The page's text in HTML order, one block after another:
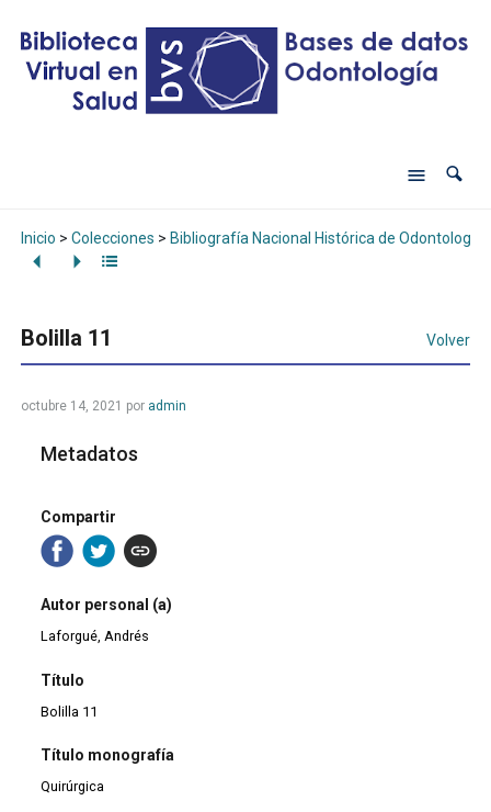
Inicio > Colecciones > Bibliografía Nacional Histórica de Odontología
Bolilla 11 Volver
octubre 14, 2021 por admin
Metadatos
Compartir
Autor personal (a)
Laforgué, Andrés
Título
Bolilla 11
Título monografía
Quirúrgica